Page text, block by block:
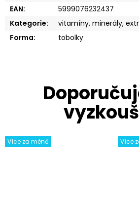
Více za méně Více
EAN:
5999076232437
Kategorie:
vitamíny, minerály,
Forma: tobolky